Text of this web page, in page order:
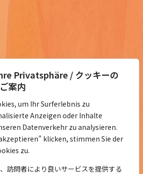
Privatsphäre / クッキーの
案内
um Ihr Surferlebnis zu
Anzeigen oder Inhalte
Datenverkehr zu analysieren.
klicken, stimmen Sie der
zu.
訪問者により良いサービスを提供する
クナンバー